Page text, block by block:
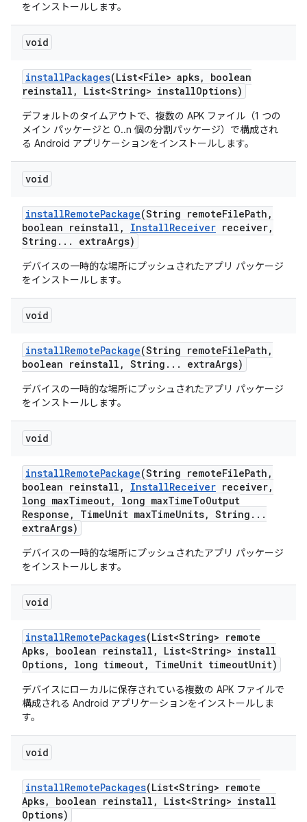
をインストールします。
void
installPackages(List<File> apks,
boolean
reinstall , List<String> installOptions)
デフォルトのタイムアウトで、複数の APK ファイル（1 つの
メイン パッケージと 0..n 個の分割パッケージ）で構成され
る Android アプリケーションをインストールします。
void
installRemotePackage(String remoteFilePath ,
boolean reinstall , InstallReceiver receiver,
String . . . extraArgs)
デバイスの一時的な場所にプッシュされたアプリ パッケージ
をインストールします。
void
installRemotePackage(String remoteFilePath ,
boolean reinstall , String . . . extraArgs)
デバイスの一時的な場所にプッシュされたアプリ パッケージ
をインストールします。
void
installRemotePackage(String remoteFilePath ,
boolean reinstall , InstallReceiver receiver,
long maxTimeout, long maxTimeToOutput
Response , TimeUnit maxTimeUnits, String . . .
extraArgs)
デバイスの一時的な場所にプッシュされたアプリ パッケージ
をインストールします。
void
installRemotePackages(List<String> remote
Apks, boolean reinstall ,
List<String> install
Options, long timeout, TimeUnit timeoutUnit)
デバイスにローカルに保存されている複数の APK ファイルで
構成される Android アプリケーションをインストールしま
す。
void
installRemotePackages(List<String> remote
Apks, boolean reinstall ,
List<String> install
Options)